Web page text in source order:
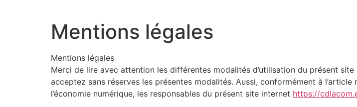
Mentions légales
Mentions légales
Merci de lire avec attention les différentes modalités d’utilisation du présent
acceptez sans réserves les présentes modalités. Aussi, conformément à
l’économie numérique, les responsables du présent site internet https://